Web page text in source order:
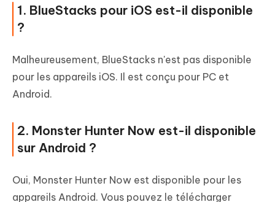
1. BlueStacks pour iOS est-il disponible
?
Malheureusement, BlueStacks n'est pas disponible
pour les appareils iOS. Il est conçu pour PC et
Android.
2. Monster Hunter Now est-il disponible
sur Android ?
Oui, Monster Hunter Now est disponible pour les
appareils Android. Vous pouvez le télécharger